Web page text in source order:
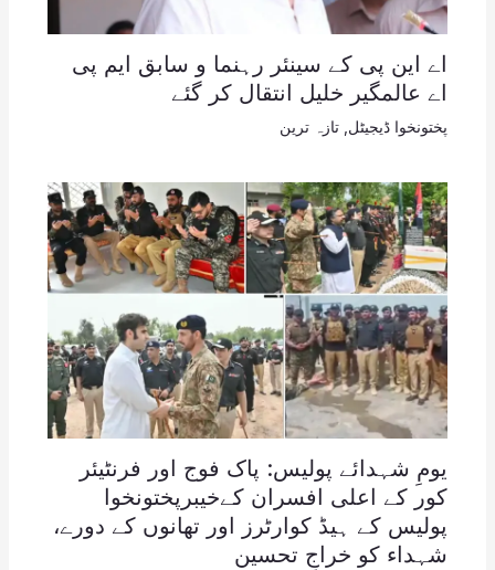
اے این پی کے سینئر رہنما و سابق ایم پی
اے عالمگیر خلیل انتقال کر گئے
پختونخوا ڈیجیٹل تازہ ترین
یومِ شہدائے پولیس: پاک فوج اور فرنٹیئر
کور کے اعلی افسران کےخیبرپختونخوا
پولیس کے ہیڈ کوارٹرز اور تھانوں کے دورے،
شہداء کو خراجِ تحسین